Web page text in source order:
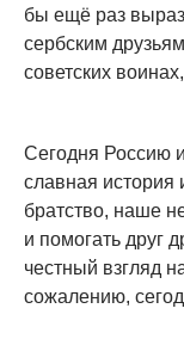
бы ещё раз
сербским
советских
Сегодня Россию
славная
братство, наше
и помогать друг
честный взгляд
сожалению,